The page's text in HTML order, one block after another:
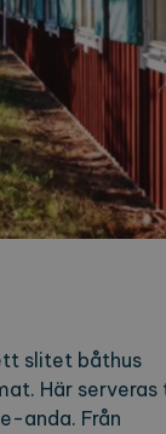
slitet båthus
Här serveras
anda. Från